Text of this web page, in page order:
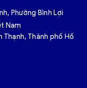
Phường Bình Lợi
Nam
Thạnh, Thành phố Hồ